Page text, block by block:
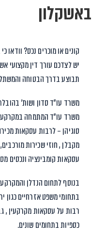
באשקלון
קונים או מוכרים נכס?
יש לצדכם עורך דין מקצועי
תבוצע בדרך הבטוחה
משרד עו”ד סדון ושות’
משרד עו”ד המתמחה
מקבלן , חוזי שכירות מורכבים,
עסקאות קומבינציה ונכסים
בנוסף לתחום הנדלן
בתחומי משפט אזרחיים כגון
רבות על עסקאות מקרקעין ,
כספיות בתחומים שונים.